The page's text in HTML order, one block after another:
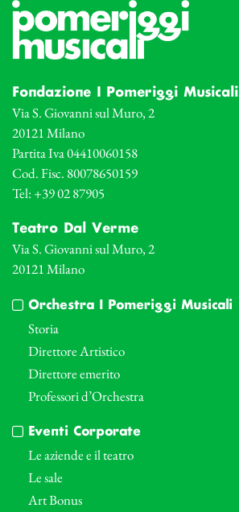
Fondazione I Pomeriggi Musicali
Via S. Giovanni sul Muro, 2
20121 Milano
Partita Iva 04410060158
Cod. Fisc. 80078650159
Tel: +39 02 87905
Teatro Dal Verme
Via S. Giovanni sul Muro, 2
20121 Milano
Orchestra I Pomeriggi Musicali
Storia
Direttore Artistico
Direttore emerito
Professori d’Orchestra
Eventi Corporate
Le aziende e il teatro
Le sale
Art Bonus